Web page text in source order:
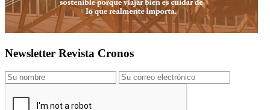
Newsletter Revista Cronos